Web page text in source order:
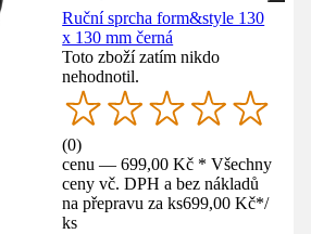
Ruční sprcha form&style 130
x 130 mm černá
Toto zboží zatím nikdo
nehodnotil.
(0)
cenu — 699,00 Kč * Všechny
ceny vč. DPH a bez nákladů
na přepravu za ks699,00 Kč*/
ks